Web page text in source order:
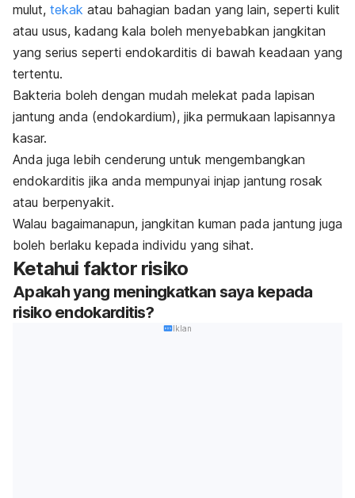
mulut, tekak atau bahagian badan yang lain, seperti kulit
atau usus, kadang kala boleh menyebabkan jangkitan
yang serius seperti endokarditis di bawah keadaan yang
tertentu.
Bakteria boleh dengan mudah melekat pada lapisan
jantung anda (endokardium), jika permukaan lapisannya
kasar.
Anda juga lebih cenderung untuk mengembangkan
endokarditis jika anda mempunyai injap jantung rosak
atau berpenyakit.
Walau bagaimanapun, jangkitan kuman pada jantung juga
boleh berlaku kepada individu yang sihat.
Ketahui faktor risiko
Apakah yang meningkatkan saya kepada
risiko endokarditis?
Iklan